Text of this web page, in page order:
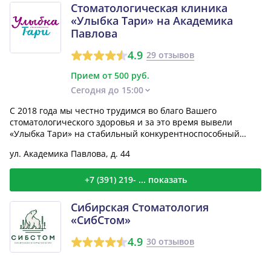
Стоматологическая клиника
«Улыбка Тари» на Академика
Павлова
4.9 29 отзывов
Прием от 500 руб.
Сегодня до 15:00
С 2018 года мы честно трудимся во благо Вашего
стоматологического здоровья и за это время вывели
«Улыбка Тари» на стабильный конкурентноспособный
ул. Академика Павлова, д. 44
+7 (391) 219- ... показать
Сибирская Стоматология
«СибСтом»
4.9 30 отзывов